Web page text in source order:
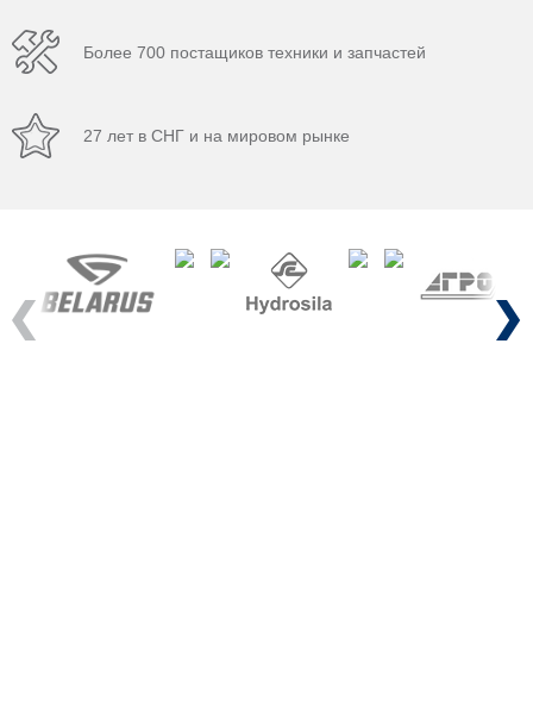
Более 700 постащиков техники и запчастей
27 лет в СНГ и на мировом рынке
Previous Next